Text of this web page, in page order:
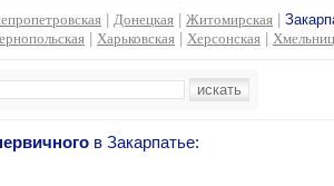
Донецкая Житомирская
Харьковская Херсонская
в Закарпатье: